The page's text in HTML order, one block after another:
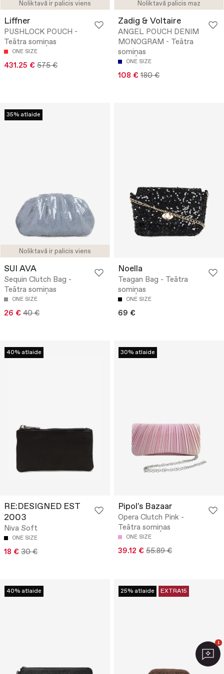
Noliktavā ir palicis viens
Liffner
PUSHLOCK POUCH -
Teātra somiņas
ONE SIZE
431.25 € 575 €
Noliktavā palicis maz
Zadig & Voltaire
ANGEL POUCH DENIM
MONOGRAM - Teātra
somiņas
ONE SIZE
108 € 180 €
Noliktavā ir palicis viens
35% atlaide
SUI AVA
Sequin Clutch Bag -
Teātra somiņas
ONE SIZE
26 € 40 €
Noella
Teagan Bag - Teātra
somiņas
ONE SIZE
69 €
40% atlaide
RE:DESIGNED EST
2003
Niva Soft
ONE SIZE
18 € 30 €
30% atlaide
Pipol's Bazaar
Opera Clutch Pink -
Teātra somiņas
ONE SIZE
39.12 € 55.89 €
40% atlaide 25% atlaide EXTRA15
1